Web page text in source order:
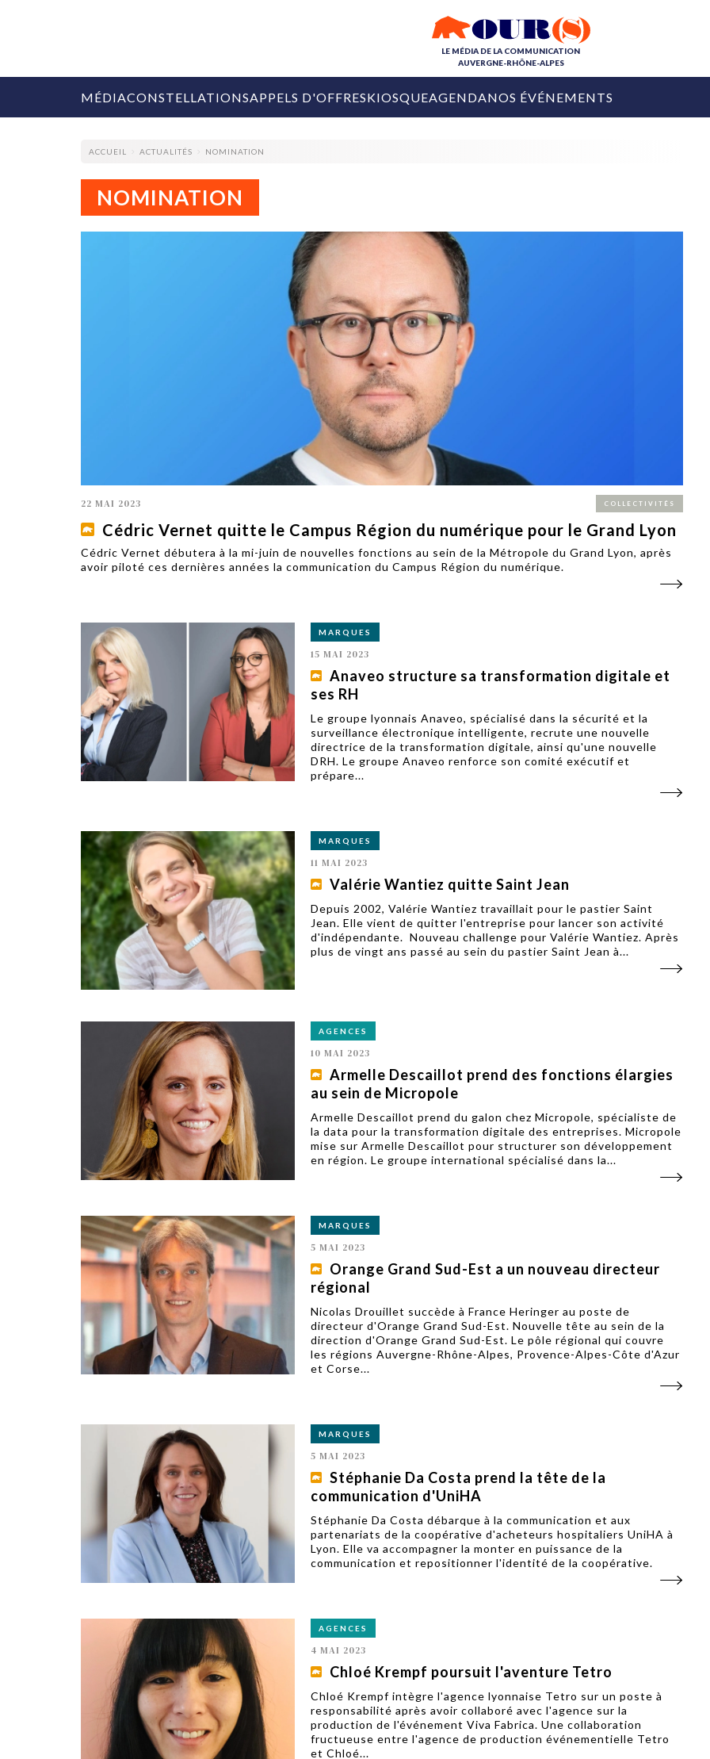
LE MÉDIA DE LA COMMUNICATION
AUVERGNE-RHÔNE-ALPES
MÉDIA
COLLECTIVITÉS
31 JUILLET 2026
Tourisme lance
Ardèche Trip
Planner
COLLECTIVITÉS
PUBLIÉ LE30 JUILLET 2026
Amandine Burret
rejoint Sainte-Foy-
lès-Lyon
la déconnexion, en digital et au
marketing et communication,
CONSTELLATIONSAPPELS D'OFFRESKIOSQUEAGENDANOS ÉVÉNEMENTS
ACCUEIL ACTUALITÉS NOMINATION
NOMINATION
22 MAI 2023 COLLECTIVITÉS
Cédric Vernet quitte le Campus Région du numérique pour le Grand Lyon
Cédric Vernet débutera à la mi-juin de nouvelles fonctions au sein de la Métropole du Grand Lyon, après
avoir piloté ces dernières années la communication du Campus Région du numérique.
MARQUES
15 MAI 2023
Anaveo structure sa transformation digitale et
ses RH
Le groupe lyonnais Anaveo, spécialisé dans la sécurité et la
surveillance électronique intelligente, recrute une nouvelle
directrice de la transformation digitale, ainsi qu'une nouvelle
DRH. Le groupe Anaveo renforce son comité exécutif et
prépare...
MARQUES
11 MAI 2023
Valérie Wantiez quitte Saint Jean
Depuis 2002, Valérie Wantiez travaillait pour le pastier Saint
Jean. Elle vient de quitter l'entreprise pour lancer son activité
d'indépendante. Nouveau challenge pour Valérie Wantiez. Après
plus de vingt ans passé au sein du pastier Saint Jean à...
AGENCES
10 MAI 2023
Armelle Descaillot prend des fonctions élargies
au sein de Micropole
Armelle Descaillot prend du galon chez Micropole, spécialiste de
la data pour la transformation digitale des entreprises. Micropole
mise sur Armelle Descaillot pour structurer son développement
en région. Le groupe international spécialisé dans la...
MARQUES
5 MAI 2023
Orange Grand Sud-Est a un nouveau directeur
régional
Nicolas Drouillet succède à France Heringer au poste de
directeur d'Orange Grand Sud-Est. Nouvelle tête au sein de la
direction d'Orange Grand Sud-Est. Le pôle régional qui couvre
les régions Auvergne-Rhône-Alpes, Provence-Alpes-Côte d'Azur
et Corse...
MARQUES
5 MAI 2023
Stéphanie Da Costa prend la tête de la
communication d'UniHA
Stéphanie Da Costa débarque à la communication et aux
partenariats de la coopérative d'acheteurs hospitaliers UniHA à
Lyon. Elle va accompagner la monter en puissance de la
communication et repositionner l'identité de la coopérative.
AGENCES
4 MAI 2023
Chloé Krempf poursuit l'aventure Tetro
Chloé Krempf intègre l'agence lyonnaise Tetro sur un poste à
responsabilité après avoir collaboré avec l'agence sur la
production de l'événement Viva Fabrica. Une collaboration
fructueuse entre l'agence de production événementielle Tetro
et Chloé...